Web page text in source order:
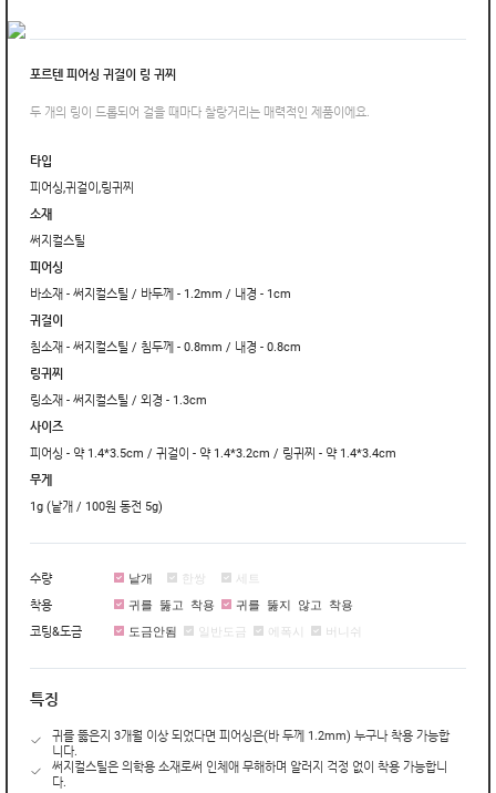
포르텐 피어싱 귀걸이 링 귀찌
두 개의 링이 드롭되어 걸을 때마다 찰랑거리는 매력적인 제품이에요.
타입
피어싱,귀걸이,링귀찌
소재
써지컬스틸
피어싱
바소재 - 써지컬스틸 / 바두께 - 1.2mm / 내경 - 1cm
귀걸이
침소재 - 써지컬스틸 / 침두께 - 0.8mm / 내경 - 0.8cm
링귀찌
링소재 - 써지컬스틸 / 외경 - 1.3cm
사이즈
피어싱 - 약 1.4*3.5cm / 귀걸이 - 약 1.4*3.2cm / 링귀찌 - 약 1.4*3.4cm
무게
1g (낱개 / 100원 동전 5g)
수량 낱개 한쌍 세트
착용 귀를 뚫고 착용 귀를 뚫지 않고 착용
코팅&도금 도금안됨 일반도금 에폭시 버니쉬
특징
귀를 뚫은지 3개월 이상 되었다면 피어싱은(바 두께 1.2mm) 누구나 착용 가능합
니다.
써지컬스틸은 의학용 소재로써 인체애 무해하며 알러지 걱정 없이 착용 가능합니
다.